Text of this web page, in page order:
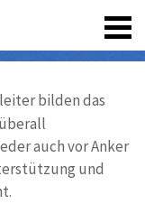
bilden das
auch vor Anker
und